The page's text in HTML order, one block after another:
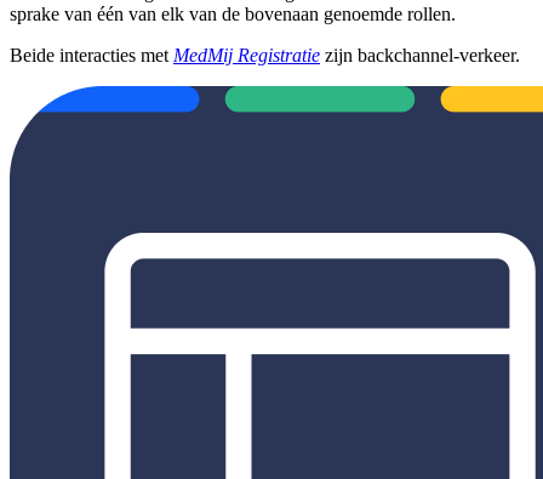
sprake van één van elk van de bovenaan genoemde rollen.
Beide interacties met MedMij Registratie zijn backchannel-verkeer.